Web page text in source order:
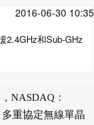
2016-06-30 10:35
2.4GHz和Sub-GHz
NASDAQ：
重協定無線單晶